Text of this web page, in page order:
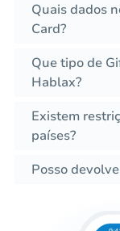
Quais dados
Card?
Que tipo de
Hablax?
Existem
países?
Posso